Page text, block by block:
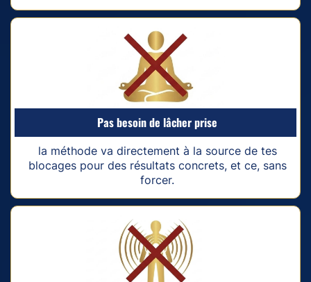
Pas besoin de lâcher prise
la méthode va directement à la source de tes
blocages pour des résultats concrets, et ce, sans
forcer.